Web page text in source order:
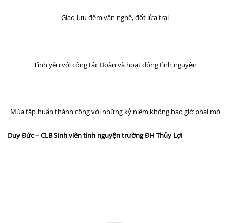
Giao lưu đêm văn nghệ, đốt lửa trại
Tình yêu với công tác Đoàn và hoạt động tình nguyện
Mùa tập huấn thành công với những kỷ niệm không bao giờ phai mờ
Duy Đức – CLB Sinh viên tình nguyện trường ĐH Thủy Lợi